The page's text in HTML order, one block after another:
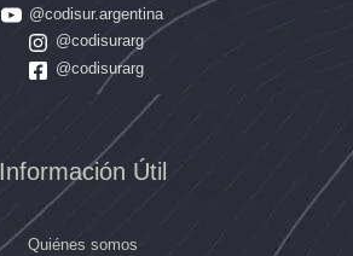
@codisur.argentina
@codisurarg
@codisurarg
Información Útil
Quiénes somos